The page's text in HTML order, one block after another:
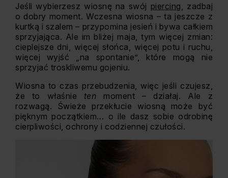
Jeśli wybierzesz wiosnę na swój piercing , zadbaj
o dobry moment. Wczesna wiosna – ta jeszcze z
kurtką i szalem – przypomina jesień i bywa całkiem
sprzyjająca. Ale im bliżej maja, tym więcej zmian:
cieplejsze dni, więcej słońca, więcej potu i ruchu,
więcej wyjść „na spontanie”, które mogą nie
sprzyjać troskliwemu gojeniu.
Wiosna to czas przebudzenia, więc jeśli czujesz,
że to właśnie ten moment – działaj. Ale z
rozwagą. Świeże przekłucie wiosną może być
pięknym początkiem… o ile dasz sobie odrobinę
cierpliwości, ochrony i codziennej czułości.